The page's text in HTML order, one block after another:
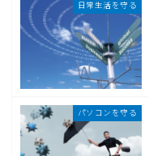
日常生活を守る
パソコンを守る